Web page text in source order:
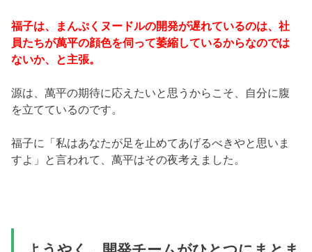
福子は、まんぷくヌードルの開発が遅れているのは、社
員たちが萬平の顔色を伺って萎縮しているからなのでは
ないか、と主張。
源は、萬平の期待に応えたいと思うからこそ、自分に腹
を立てているのです。
福子に「私はあなたが足を止めてあげるべきやと思いま
すよ」と言われて、萬平はその夜考えました。